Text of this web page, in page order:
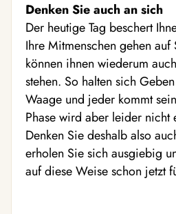
Denken Sie auch an sich
Der heutige Tag beschert
Ihre Mitmenschen gehen
können ihnen wiederum
stehen. So halten sich
Waage und jeder kommt
Phase wird aber leider nicht
Denken Sie deshalb also
erholen Sie sich ausgiebig
auf diese Weise schon jetzt